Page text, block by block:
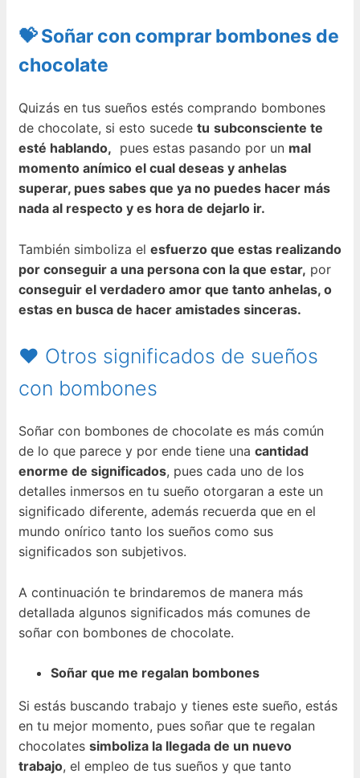
💝 Soñar con comprar bombones de
chocolate
Quizás en tus sueños estés comprando bombones
de chocolate, si esto sucede tu subconsciente te
esté hablando, pues estas pasando por un mal
momento anímico el cual deseas y anhelas
superar, pues sabes que ya no puedes hacer más
nada al respecto y es hora de dejarlo ir.
También simboliza el esfuerzo que estas realizando
por conseguir a una persona con la que estar, por
conseguir el verdadero amor que tanto anhelas, o
estas en busca de hacer amistades sinceras.
❤ Otros significados de sueños
con bombones
Soñar con bombones de chocolate es más común
de lo que parece y por ende tiene una cantidad
enorme de significados, pues cada uno de los
detalles inmersos en tu sueño otorgaran a este un
significado diferente, además recuerda que en el
mundo onírico tanto los sueños como sus
significados son subjetivos.
A continuación te brindaremos de manera más
detallada algunos significados más comunes de
soñar con bombones de chocolate.
Soñar que me regalan bombones
Si estás buscando trabajo y tienes este sueño, estás
en tu mejor momento, pues soñar que te regalan
chocolates simboliza la llegada de un nuevo
trabajo, el empleo de tus sueños y que tanto